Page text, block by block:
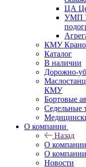
ЦА
УМП
КМУ Крано-
Каталог
В наличии
Дорожно-
КМУ
Бортовые
Седельные
О компании
Назад
О компании
О компании
Новости